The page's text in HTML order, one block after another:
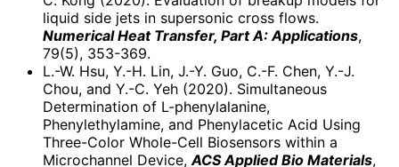
liquid side jets in supersonic cross flows.
Numerical Heat Transfer, Part A: Applications,
79(5), 353-369.
L.-W. Hsu, Y.-H. Lin, J.-Y. Guo, C.-F. Chen, Y.-J.
Chou, and Y.-C. Yeh (2020). Simultaneous
Determination of L-phenylalanine,
Phenylethylamine, and Phenylacetic Acid Using
Three-Color Whole-Cell Biosensors within a
Microchannel Device,ACS Applied Bio Materials,